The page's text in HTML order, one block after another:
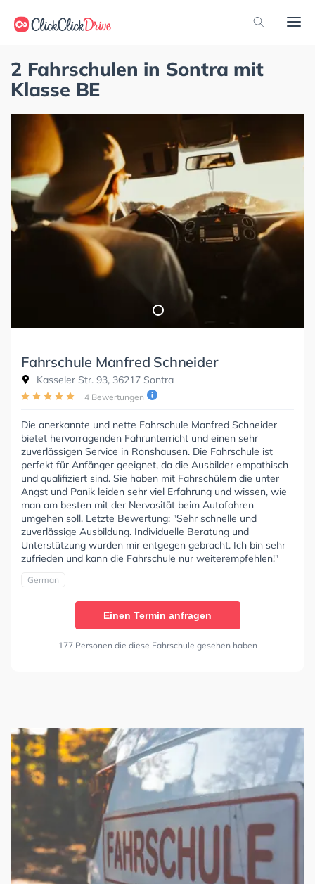
2 Fahrschulen in Sontra mit
Klasse BE
Fahrschule Manfred Schneider
Kasseler Str. 93, 36217 Sontra
4 Bewertungen
Die anerkannte und nette Fahrschule Manfred Schneider
bietet hervorragenden Fahrunterricht und einen sehr
zuverlässigen Service in Ronshausen. Die Fahrschule ist
perfekt für Anfänger geeignet, da die Ausbilder empathisch
und qualifiziert sind. Sie haben mit Fahrschülern die unter
Angst und Panik leiden sehr viel Erfahrung und wissen, wie
man am besten mit der Nervosität beim Autofahren
umgehen soll. Letzte Bewertung: "Sehr schnelle und
zuverlässige Ausbildung. Individuelle Beratung und
Unterstützung wurden mir entgegen gebracht. Ich bin sehr
zufrieden und kann die Fahrschule nur weiterempfehlen!"
German
Einen Termin anfragen
177 Personen die diese Fahrschule gesehen haben